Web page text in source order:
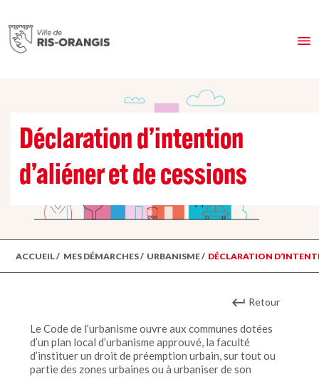
Déclaration d’intention
d’aliéner et de cessions
ACCUEIL/ MES DÉMARCHES/ URBANISME/ DÉCLARATION
Retour
Le Code de l’urbanisme ouvre aux communes dotées
d’un plan local d’urbanisme approuvé, la faculté
d’instituer un droit de préemption urbain, sur tout ou
partie des zones urbaines ou à urbaniser de son